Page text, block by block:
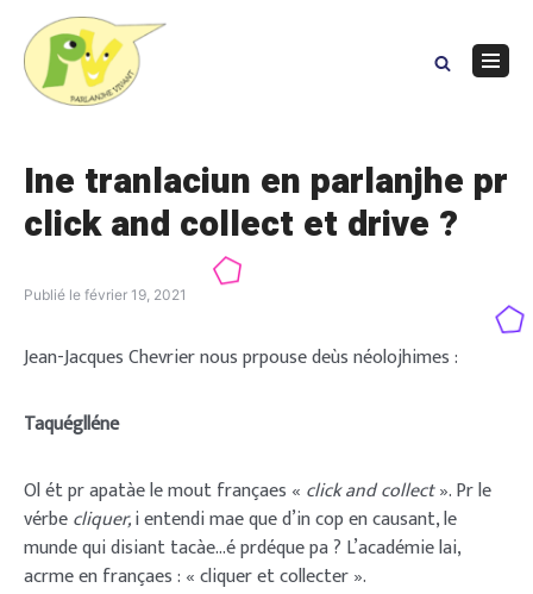
content
Ine tranlaciun en parlanjhe pr
click and collect et drive ?
Publié le février 19, 2021
Jean-Jacques Chevrier nous prpouse deùs néolojhimes :
Taquéglléne
Ol ét pr apatàe le mout françaes « click and collect». Pr le
vérbecliquer,i entendi mae que d’in cop en causant, le
munde qui disiant tacàe…é prdéque pa ? L’académie lai,
acrme en françaes : « cliquer et collecter ».